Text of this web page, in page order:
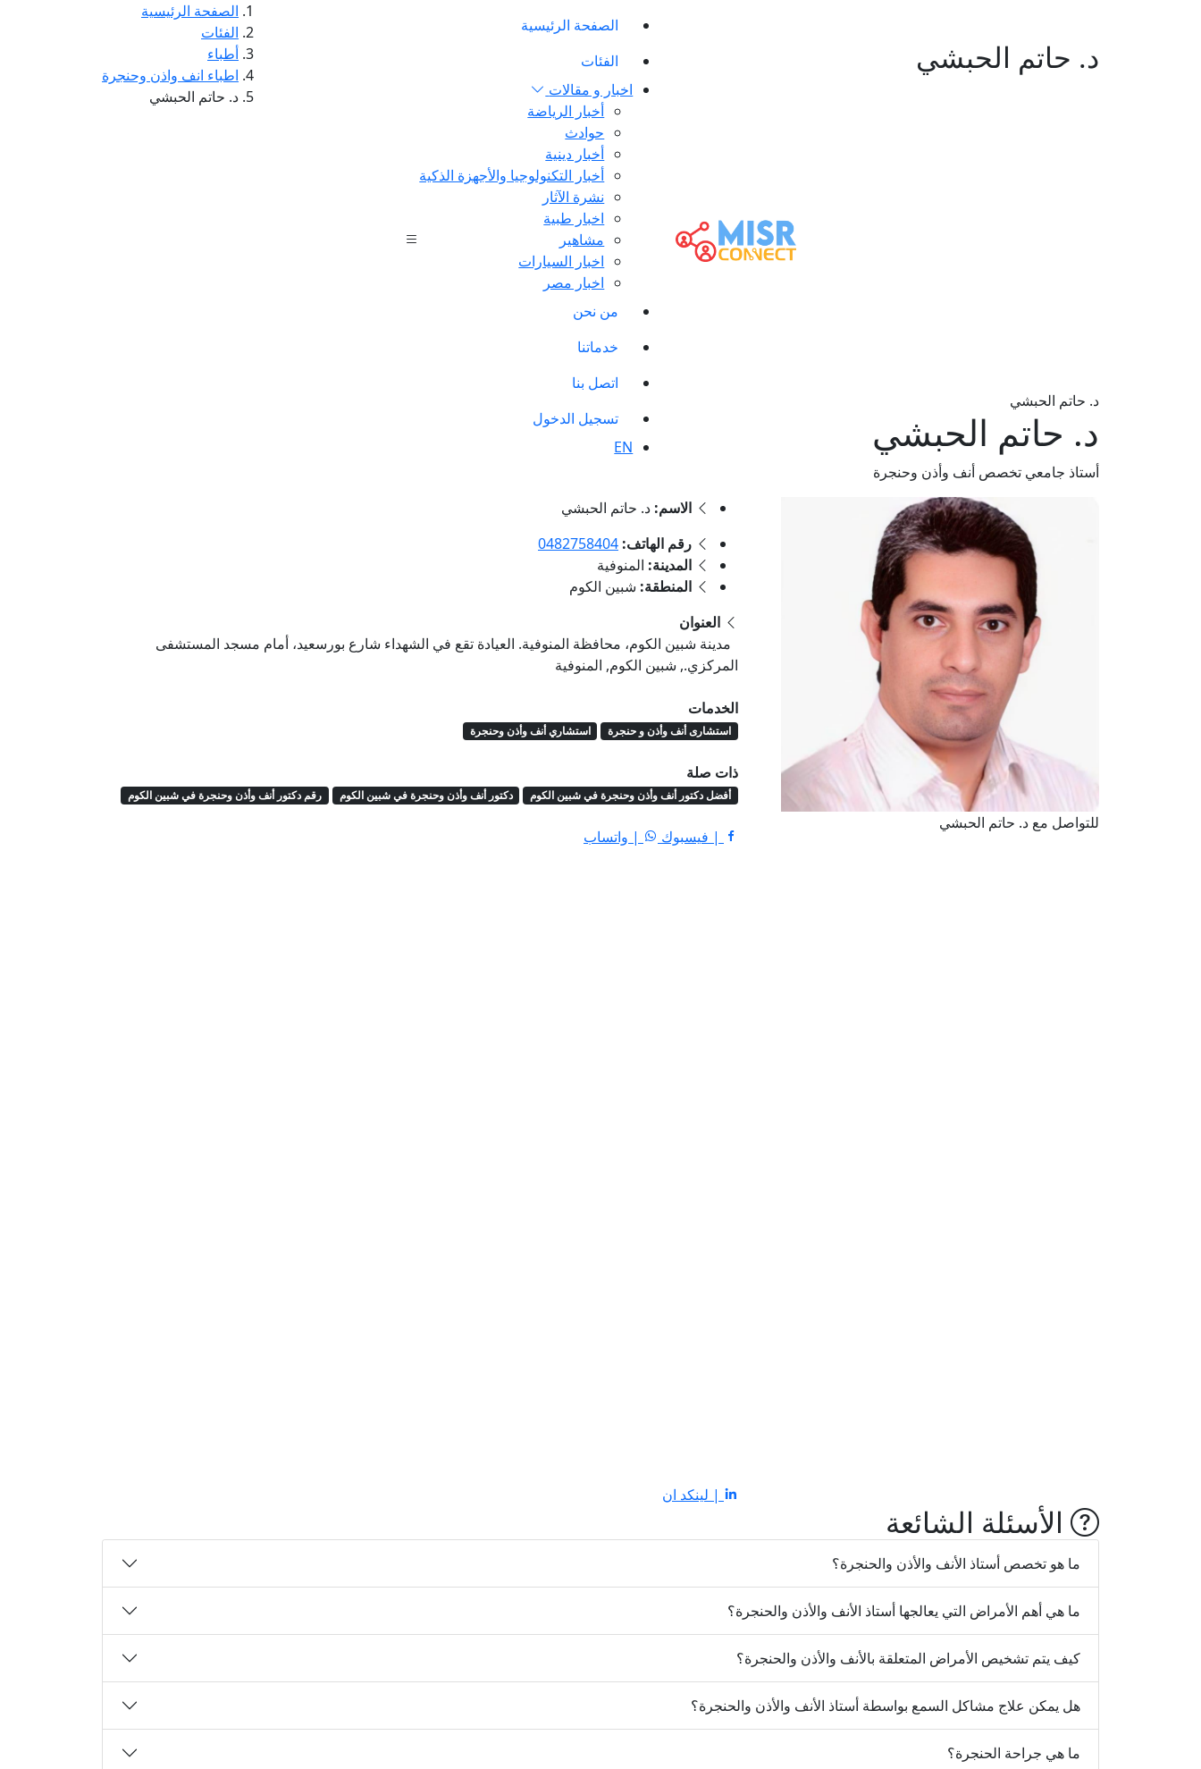
الصفحة الرئيسية
الفئات
اخبار و مقالات
أخبار الرياضة
حوادث
أخبار دينية
أخبار التكنولوجيا والأجهزة الذكية
نشرة الآثار
اخبار طبية
مشاهير
اخبار السيارات
اخبار مصر
من نحن
خدماتنا
اتصل بنا
تسجيل الدخول
EN
د. حاتم الحبشي
الصفحة الرئيسية
الفئات
أطباء
اطباء انف واذن وحنجرة
د. حاتم الحبشي
د. حاتم الحبشي
د. حاتم الحبشي
أستاذ جامعي تخصص أنف وأذن وحنجرة
للتواصل مع د. حاتم الحبشي
الاسم: د. حاتم الحبشي
رقم الهاتف: 0482758404
المدينة: المنوفية
المنطقة: شبين الكوم
العنوان
مدينة شبين الكوم، محافظة المنوفية. العيادة تقع في الشهداء شارع بورسعيد، أمام مسجد المستشفى
المركزي., شبين الكوم, المنوفية
الخدمات
استشارى أنف وأذن و حنجرة استشاري أنف وأذن وحنجرة
ذات صلة
أفضل دكتور أنف وأذن وحنجرة في شبين الكوم دكتور أنف وأذن وحنجرة في شبين الكوم رقم دكتور أنف وأذن وحنجرة في شبين الكوم
| فيسبوك | واتساب
| لينكد ان
الأسئلة الشائعة
ما هو تخصص أستاذ الأنف والأذن والحنجرة؟
ما هي أهم الأمراض التي يعالجها أستاذ الأنف والأذن والحنجرة؟
كيف يتم تشخيص الأمراض المتعلقة بالأنف والأذن والحنجرة؟
هل يمكن علاج مشاكل السمع بواسطة أستاذ الأنف والأذن والحنجرة؟
ما هي جراحة الحنجرة؟